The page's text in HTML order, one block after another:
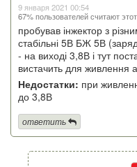
9 января 2021 00:54
67% пользователей считают
пробував інжектор з
стабільні 5В БЖ 5В
- на виході 3,8В і тут
вистачить для живлення
Недостатки: при
до 3,8В
ответить